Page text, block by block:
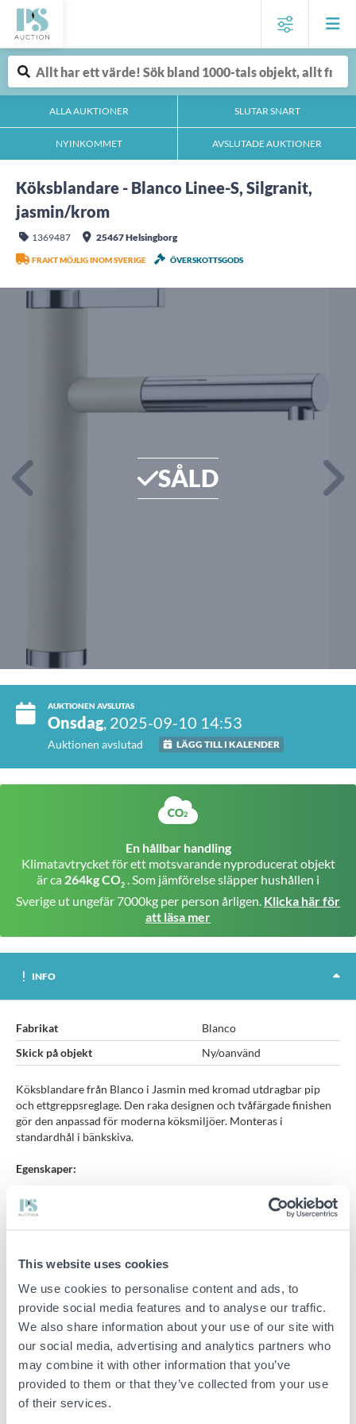
This website uses cookies
We use cookies to personalise content and ads, to
provide social media features and to analyse our traffic.
We also share information about your use of our site with
our social media, advertising and analytics partners who
may combine it with other information that you’ve
provided to them or that they’ve collected from your use
of their services.
ALLA AUKTIONER SLUTAR SNART
NYINKOMMET AVSLUTADE AUKTIONER
Köksblandare - Blanco Linee-S, Silgranit,
jasmin/krom
1369487 25467 Helsingborg
FRAKT MÖJLIG INOM SVERIGE ÖVERSKOTTSGODS
SÅLD
AUKTIONEN AVSLUTAS
Onsdag, 2025-09-10 14:53
Auktionen avslutad LÄGG TILL I KALENDER
En hållbar handling
Klimatavtrycket för ett motsvarande nyproducerat objekt
är ca 264kg CO2 . Som jämförelse släpper hushållen i
Sverige ut ungefär 7000kg per person årligen. Klicka här för
att läsa mer
INFO
Fabrikat
Blanco
Skick på objekt
Ny/oanvänd
Köksblandare från Blanco i Jasmin med kromad utdragbar pip
och ettgreppsreglage. Den raka designen och tvåfärgade finishen
gör den anpassad för moderna köksmiljöer. Monteras i
standardhål i bänkskiva.
Egenskaper:
Utförande köksblandare: Engreppsblandare med handdusch
Mått:
Total höjd:281 ±1 mm
Höjd till pip:
191 ±1 mm
Räckvidd från blandarfotens centrum till pipens mynning:225
Avstånd från centrum till början av pipens frontdel:208 mm
Längd på pipens frontsektion: